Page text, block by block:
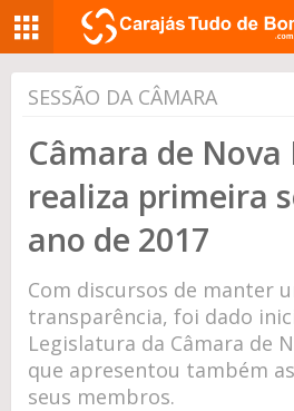
SESSÃO DA CÂMARA
Câmara de
realiza primeira
ano de 2017
Com discursos de manter
transparência, foi dado
Legislatura da Câmara de
que apresentou também
seus membros.